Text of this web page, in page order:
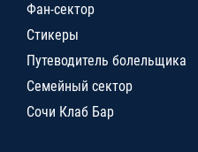
Фан-сектор
Стикеры
Путеводитель болельщика
Семейный сектор
Сочи Клаб Бар